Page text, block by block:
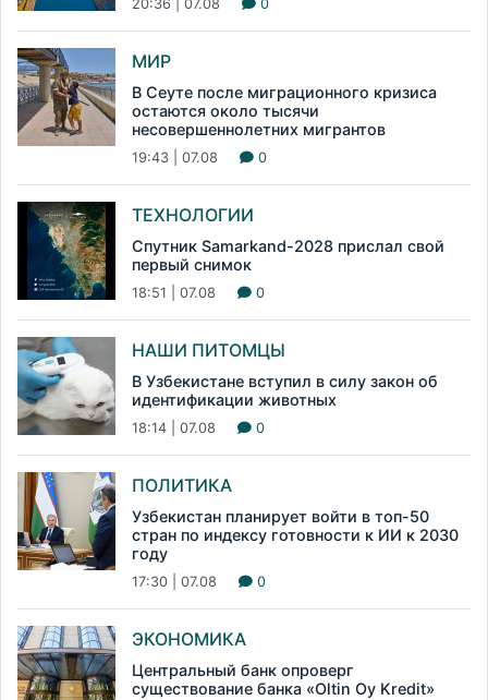
20:36 | 07.08 0
МИР
В Сеуте после миграционного кризиса
остаются около тысячи
несовершеннолетних мигрантов
19:43 | 07.08 0
ТЕХНОЛОГИИ
Спутник Samarkand-2028 прислал свой
первый снимок
18:51 | 07.08 0
НАШИ ПИТОМЦЫ
В Узбекистане вступил в силу закон об
идентификации животных
18:14 | 07.08 0
ПОЛИТИКА
Узбекистан планирует войти в топ-50
стран по индексу готовности к ИИ к 2030
году
17:30 | 07.08 0
ЭКОНОМИКА
Центральный банк опроверг
существование банка «Oltin Oy Kredit»